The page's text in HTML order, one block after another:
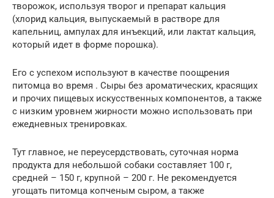
творожок, используя творог и препарат кальция
(хлорид кальция, выпускаемый в растворе для
капельниц, ампулах для инъекций, или лактат кальция,
который идет в форме порошка).
Его с успехом используют в качестве поощрения
питомца во время . Сыры без ароматических, красящих
и прочих пищевых искусственных компонентов, а также
с низким уровнем жирности можно использовать при
ежедневных тренировках.
Тут главное, не переусердствовать, суточная норма
продукта для небольшой собаки составляет 100 г,
средней – 150 г, крупной – 200 г. Не рекомендуется
угощать питомца копченым сыром, а также